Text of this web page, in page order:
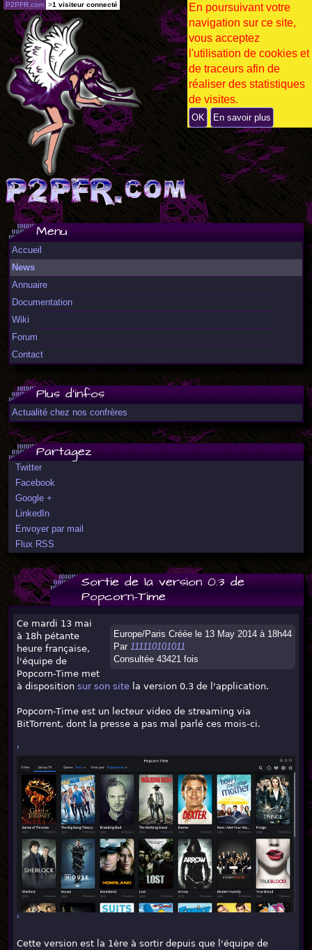
Menu
Accueil
News
Annuaire
Documentation
Wiki
Forum
Contact
Plus d'infos
Actualité chez nos confrères
Partagez
Twitter
Facebook
Google +
LinkedIn
Envoyer par mail
Flux RSS
Sortie de la version 0.3 de
Popcorn-Time
Europe/Paris Créée le 13 May 2014 à 18h44
Par 111110101011
Consultée 43421 fois
Ce mardi 13 mai
à 18h pétante
heure française,
l'équipe de
Popcorn-Time met
à disposition sur son site la version 0.3 de l'application.
Popcorn-Time est un lecteur video de streaming via
BitTorrent, dont la presse a pas mal parlé ces mois-ci.
'
'
Cette version est la 1ère à sortir depuis que l'équipe de
P2PFR.com >1 visiteur connecté
En poursuivant votre
navigation sur ce site,
vous acceptez
l'utilisation de cookies et
de traceurs afin de
réaliser des statistiques
de visites.
OK En savoir plus